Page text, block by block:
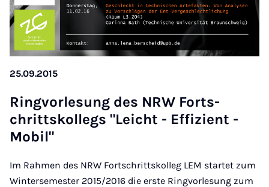
25.09.2015
Ring­vor­le­sung des NRW Fort­s­
chritts­kol­legs "Leicht - Ef­fi­zi­ent -
Mo­bil"
Im Rahmen des NRW Fortschrittskolleg LEM startet zum
Wintersemester 2015/2016 die erste Ringvorlesung zum